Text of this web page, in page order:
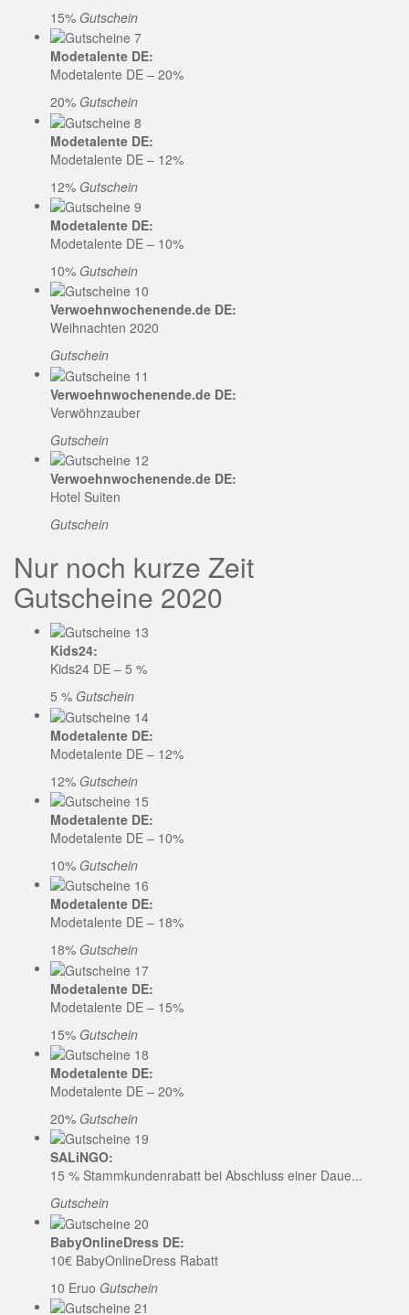
15% Gutschein
Modetalente DE:
Modetalente DE – 20%
20% Gutschein
Modetalente DE:
Modetalente DE – 12%
12% Gutschein
Modetalente DE:
Modetalente DE – 10%
10% Gutschein
Verwoehnwochenende.de DE:
Weihnachten 2020
Gutschein
Verwoehnwochenende.de DE:
Verwöhnzauber
Gutschein
Verwoehnwochenende.de DE:
Hotel Suiten
Gutschein
Nur noch kurze Zeit
Gutscheine 2020
Kids24:
Kids24 DE – 5 %
5 % Gutschein
Modetalente DE:
Modetalente DE – 12%
12% Gutschein
Modetalente DE:
Modetalente DE – 10%
10% Gutschein
Modetalente DE:
Modetalente DE – 18%
18% Gutschein
Modetalente DE:
Modetalente DE – 15%
15% Gutschein
Modetalente DE:
Modetalente DE – 20%
20% Gutschein
SALiNGO:
15 % Stammkundenrabatt bei Abschluss einer Daue...
Gutschein
BabyOnlineDress DE:
10€ BabyOnlineDress Rabatt
10 Eruo Gutschein